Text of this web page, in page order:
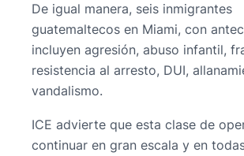
De igual manera, seis inmigrantes
guatemaltecos en Miami, con
incluyen agresión, abuso infantil,
resistencia al arresto, DUI,
vandalismo.
ICE advierte que esta clase de
continuar en gran escala y en